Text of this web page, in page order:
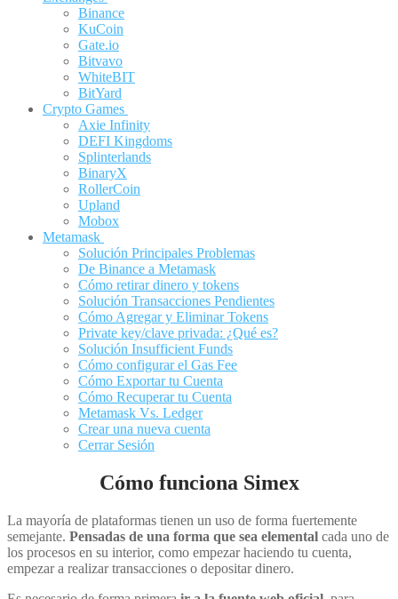
Binance
KuCoin
Gate.io
Bitvavo
WhiteBIT
BitYard
Crypto Games
Axie Infinity
DEFI Kingdoms
Splinterlands
BinaryX
RollerCoin
Upland
Mobox
Metamask
Solución Principales Problemas
De Binance a Metamask
Cómo retirar dinero y tokens
Solución Transacciones Pendientes
Cómo Agregar y Eliminar Tokens
Private key/clave privada: ¿Qué es?
Solución Insufficient Funds
Cómo configurar el Gas Fee
Cómo Exportar tu Cuenta
Cómo Recuperar tu Cuenta
Metamask Vs. Ledger
Crear una nueva cuenta
Cerrar Sesión
Cómo funciona Simex
La mayoría de plataformas tienen un uso de forma fuertemente
semejante. Pensadas de una forma que sea elemental cada uno de
los procesos en su interior, como empezar haciendo tu cuenta,
empezar a realizar transacciones o depositar dinero.